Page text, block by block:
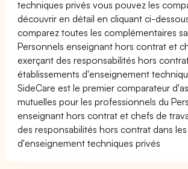
techniques privés vous pouvez les
découvrir en détail en cliquant ci-
comparez toutes les complémentaires
Personnels enseignant hors contrat et
exerçant des responsabilités hors
établissements d'enseignement
SideCare est le premier comparateur
mutuelles pour les professionnels du
enseignant hors contrat et chefs de
des responsabilités hors contrat dans
d'enseignement techniques privés